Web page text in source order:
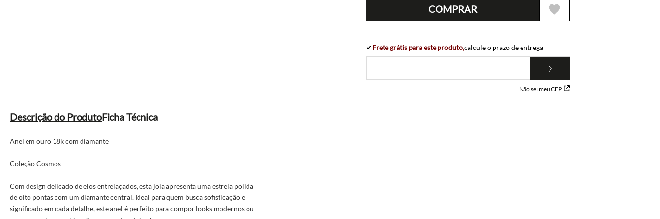
COMPRAR
✔Frete grátis para este produto,calcule o prazo de entrega
Não sei meu CEP
Descrição do ProdutoFicha Técnica
Anel em ouro 18k com diamante
Coleção Cosmos
Com design delicado de elos entrelaçados, esta joia apresenta uma estrela polida
de oito pontas com um diamante central. Ideal para quem busca sofisticação e
significado em cada detalhe, este anel é perfeito para compor looks modernos ou